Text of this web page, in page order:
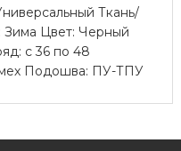
Ткань/
Зима Цвет: Черный
с 36 по 48
мех Подошва: ПУ-ТПУ